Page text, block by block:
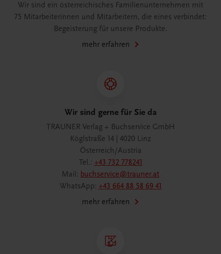
Wir sind ein österreichisches Familienunternehmen mit
75 Mitarbeiterinnen und Mitarbeitern, die eines verbindet:
Begeisterung für unsere Produkte.
mehr erfahren
Wir sind gerne für Sie da
TRAUNER Verlag + Buchservice GmbH
Köglstraße 14 | 4020 Linz
Österreich/Austria
Tel.: +43 732 778241
Mail: buchservice@trauner.at
WhatsApp: +43 664 88 58 69 41
mehr erfahren